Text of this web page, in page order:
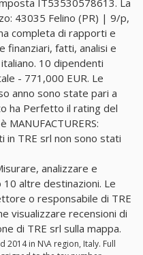
43035 Felino (PR) | 9/p,
completa di rapporti e
finanziari, fatti, analisi e
10 dipendenti
- 771,000 EUR. Le
anno sono state pari a
ha Perfetto il rating del
in TRE srl non sono stati
analizzare e
altre destinazioni. Le
o responsabile di TRE
visualizzare recensioni di
di TRE srl sulla mappa.
2014 in N\A region, Italy. Full